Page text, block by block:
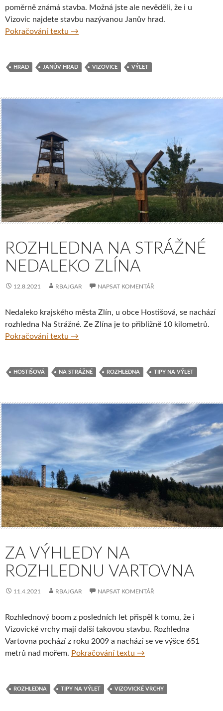
poměrně známá stavba. Možná jste ale nevěděli, že i u
Vizovic najdete stavbu nazývanou Janův hrad.
Pokračování textu Když hrad není hrad aneb selský dvůr
→
HRAD JANŮV HRAD VIZOVICE VÝLET
ROZHLEDNA NA STRÁŽNÉ
NEDALEKO ZLÍNA
12.8.2021 RBAJGAR NAPSAT KOMENTÁŘ
Nedaleko krajského města Zlín, u obce Hostišová, se nachází
rozhledna Na Strážné. Ze Zlína je to přibližně 10 kilometrů.
Pokračování textu Rozhledna Na Strážné nedaleko Zlína
→
HOSTIŠOVÁ NA STRÁŽNÉ ROZHLEDNA TIPY NA VÝLET
ZA VÝHLEDY NA
ROZHLEDNU VARTOVNA
11.4.2021 RBAJGAR NAPSAT KOMENTÁŘ
Rozhlednový boom z posledních let přispěl k tomu, že i
Vizovické vrchy mají další takovou stavbu. Rozhledna
Vartovna pochází z roku 2009 a nachází se ve výšce 651
metrů nad mořem. Pokračování textu Za výhledy na
→
ROZHLEDNA TIPY NA VÝLET VIZOVICKÉ VRCHY